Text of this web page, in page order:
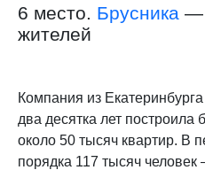
6 место. Брусника —
жителей
Компания из
два десятка лет
около 50 тысяч квартир. В
порядка 117 тысяч